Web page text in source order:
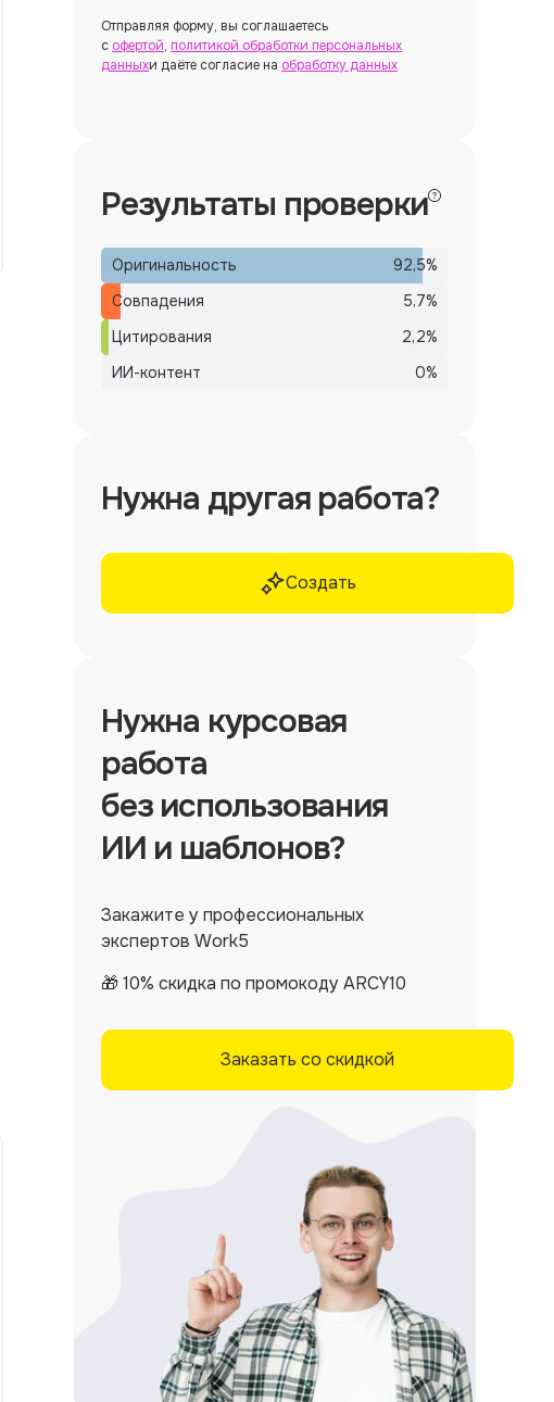
Отправляя форму, вы соглашаетесь
с офертой, политикой обработки персональных
данныхи даёте согласие на обработку данных
Результаты проверки
Оригинальность 92,5%
Совпадения
5,7%
Цитирования
2,2%
ИИ-контент
0%
Нужна другая работа?
Создать
Нужна курсовая
работа
без использования
ИИ и шаблонов?
Закажите у профессиональных
экспертов Work5
🎁 10% скидка по промокоду ARCY10
Заказать со скидкой